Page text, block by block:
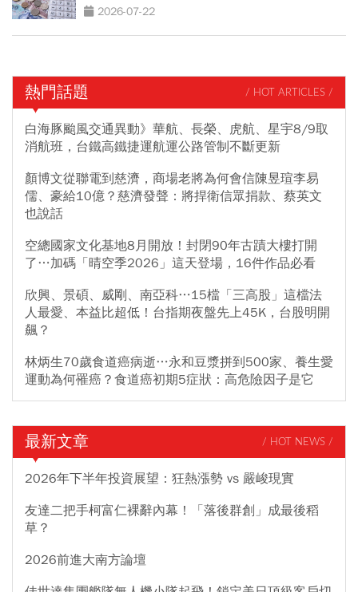
2026-07-22
熱門話題 / HOT ARTICLES /
白海豚颱風交通異動》華航、長榮、虎航、星宇8/9取
消航班，台鐵高鐵捷運航運公路管制不斷更新
顏博文從聯電到慈濟，商場老將為何會信陳昱瑄李易
儒、豪給10億？慈濟發聲：將捍衛信眾捐款、蔡英文
也說話
空總國家文化基地8月開放！封閉90年古蹟大樓打開
了…加碼「晴空季2026」這天登場，16件作品必看
欣興、景碩、威剛、南亞科…15檔「三高股」這檔法
人最愛、本益比超低！台指期夜盤先上45K，台股明開
飆？
林炳生70歲食道癌病逝…永和豆漿拼到500家、養生愛
運動為何罹癌？食道癌初期5症狀：高危險因子是它
最新文章 / HOT NEWS /
2026年下半年投資展望：狂熱漲勢 vs 嚴峻現實
友達二把手柯富仁裸辭內幕！「落後群創」成最後稻
草？
2026前進大南方論壇